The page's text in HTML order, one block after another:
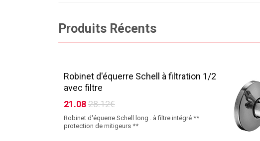
Produits Récents
Robinet d'équerre Schell à filtration 1/2
avec filtre
21.0828.12€
Robinet d'équerre Schell long . à filtre intégré **
protection de mitigeurs **